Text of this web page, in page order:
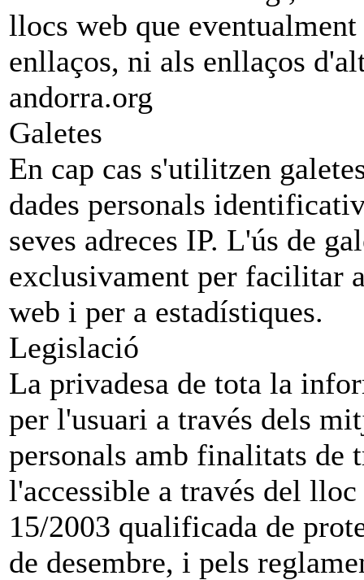
llocs web que
enllaços, ni als enllaços
andorra.org
Galetes
En cap cas s'utilitzen
dades personals
seves adreces IP. L'ús de
exclusivament per facilitar
web i per a estadístiques.
Legislació
La privadesa de tota la
per l'usuari a través dels
personals amb finalitats de
l'accessible a través del
15/2003 qualificada de
de desembre, i pels